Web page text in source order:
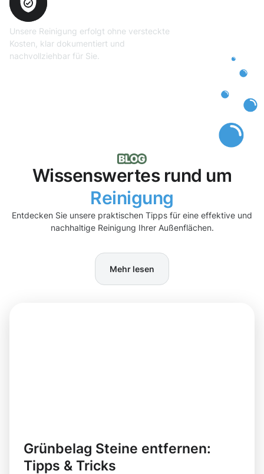
Unsere Reinigung erfolgt ohne versteckte
Kosten, klar dokumentiert und
nachvollziehbar für Sie.
Wissenswertes rund um
Reinigung
Entdecken Sie unsere praktischen Tipps für eine effektive und
nachhaltige Reinigung Ihrer Außenflächen.
Mehr lesen
Grünbelag Steine entfernen:
Tipps & Tricks